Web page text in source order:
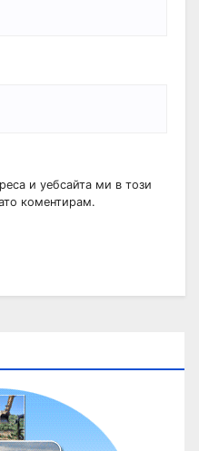
и уебсайта ми в този
коментирам.